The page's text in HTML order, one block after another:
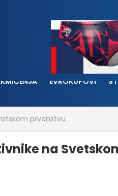
EVROKUPOVI
prvenstvu
na